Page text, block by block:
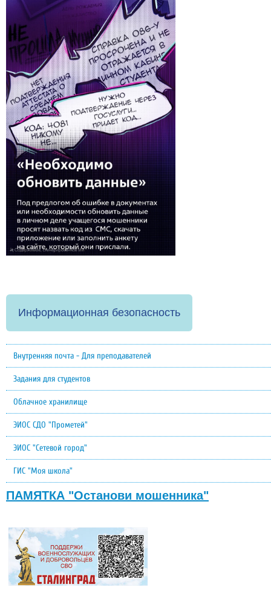
Информационная безопасность
Внутренняя почта - Для преподавателей
Задания для студентов
Облачное хранилище
ЭИОС СДО "Прометей"
ЭИОС "Сетевой город"
ГИС "Моя школа"
ПАМЯТКА "Останови мошенника"